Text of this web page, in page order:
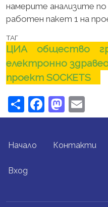
намерите анализите
работен пакет 1 на
ТАГ
ЦИА общество
електронно
проект SOCKETS
ShareFacebook
FOOTER MENU
Начало Контакти
USER ACCOUNT MENU
Вход